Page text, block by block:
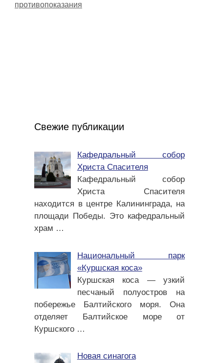
противопоказания
Свежие публикации
Кафедральный собор
Христа Спасителя
Кафедральный собор
Христа Спасителя
находится в центре Калининграда, на
площади Победы. Это кафедральный
храм …
Национальный парк
«Куршская коса»
Куршская коса — узкий
песчаный полуостров на
побережье Балтийского моря. Она
отделяет Балтийское море от
Куршского …
Новая синагога